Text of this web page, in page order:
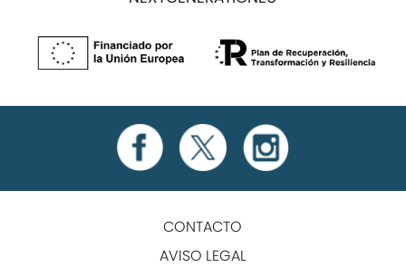
CONTACTO
AVISO LEGAL